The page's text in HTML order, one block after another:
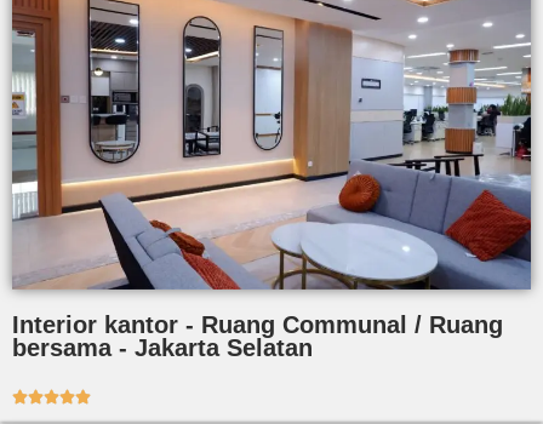
Interior kantor - Ruang Communal / Ruang
bersama - Jakarta Selatan
